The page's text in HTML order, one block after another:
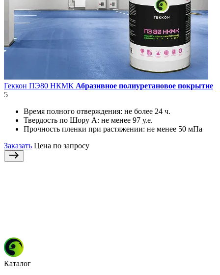
Геккон ПЭ80 НКМК Абразивное полиуретановое покрытие
5
Время полного отверждения: не более 24 ч.
Твердость по Шору А: не менее 97 у.е.
Прочность пленки при растяжении: не менее 50 мПа
Заказать Цена по запросу
Каталог